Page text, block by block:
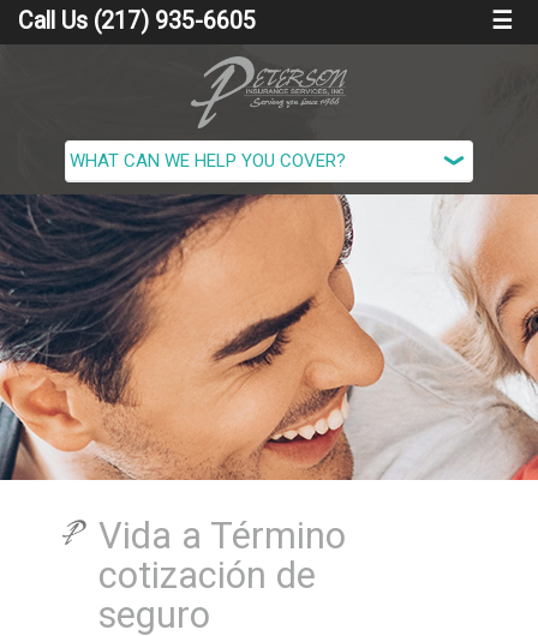
Call Us (217) 935-6605 ☰
Vida a Término
cotización de
seguro